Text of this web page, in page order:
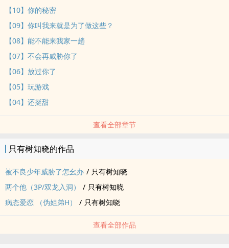
【10】你的秘密
【09】你叫我来就是为了做这些？
【08】能不能来我家一趟
【07】不会再威胁你了
【06】放过你了
【05】玩游戏
【04】还挺甜
查看全部章节
只有树知晓的作品
被不良少年威胁了怎幺办 / 只有树知晓
两个他（3P/双龙入洞）
/ 只有树知晓
病态爱恋 （伪姐弟H）
/ 只有树知晓
查看全部作品